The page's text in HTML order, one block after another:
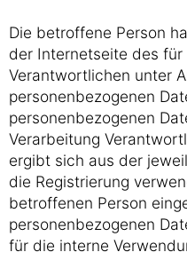
Die betroffene Person
der Internetseite des für
Verantwortlichen unter
personenbezogenen
personenbezogenen
Verarbeitung
ergibt sich aus der
die Registrierung
betroffenen Person
personenbezogenen
für die interne